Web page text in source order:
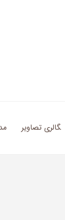
گالری تصاویر